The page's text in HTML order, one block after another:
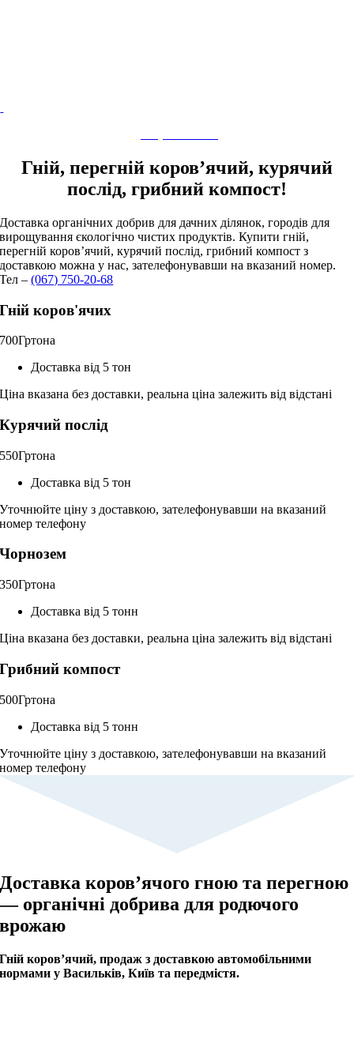
Гній, перегній коров’ячий, курячий
послід, грибний компост!
Доставка органічних добрив для дачних ділянок, городів для
вирощування єкологічно чистих продуктів. Купити гній,
перегній коров’ячий, курячий послід, грибний компост з
доставкою можна у нас, зателефонувавши на вказаний номер.
Тел –(067) 750-20-68
Гній коров'ячих
700Гртона
Доставка від 5 тон
Ціна вказана без доставки, реальна ціна залежить від відстані
Курячий послід
550Гртона
Доставка від 5 тон
Уточнюйте ціну з доставкою, зателефонувавши на вказаний
номер телефону
Чорнозем
350Гртона
Доставка від 5 тонн
Ціна вказана без доставки, реальна ціна залежить від відстані
Грибний компост
500Гртона
Доставка від 5 тонн
Уточнюйте ціну з доставкою, зателефонувавши на вказаний
номер телефону
Доставка коров’ячого гною та перегною
— органічні добрива для родючого
врожаю
Гній коров’ячий, продаж з доставкою автомобільними
нормами у Васильків, Київ та передмістя.